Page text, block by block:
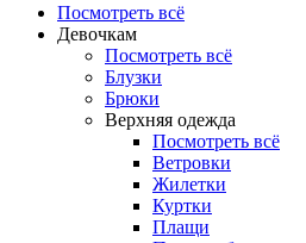
Посмотреть всё
Девочкам
Посмотреть всё
Блузки
Брюки
Верхняя одежда
Посмотреть всё
Ветровки
Жилетки
Куртки
Плащи